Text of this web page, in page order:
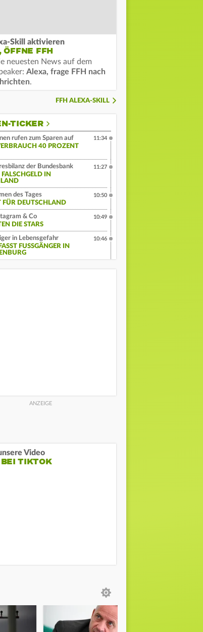
Skill aktivieren
ÖFFNE FFH
neuesten News auf dem
Alexa, frage FFH nach
.
FFH ALEXA-SKILL
TICKER
rufen zum Sparen auf
40 PROZENT
11:34
der Bundesbank
IN
11:27
des Tages
FÜR DEUTSCHLAND
10:50
& Co
DIE STARS
10:49
in Lebensgefahr
FUSSGÄNGER IN A
10:46
Video
TIKTOK